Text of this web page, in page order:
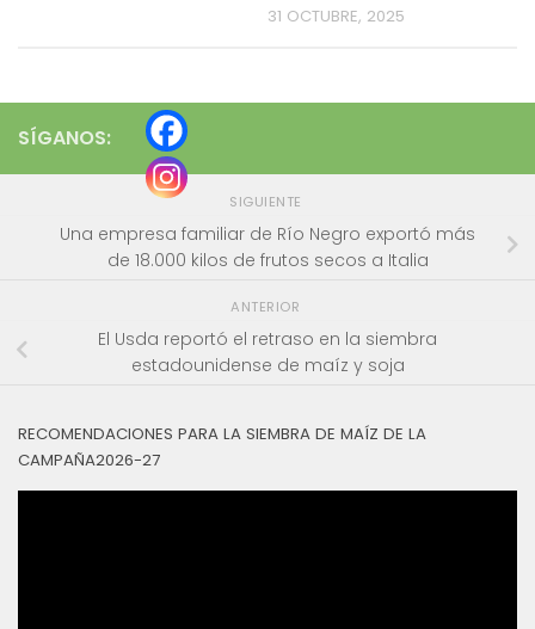
31 OCTUBRE, 2025
SÍGANOS:
SIGUIENTE
Una empresa familiar de Río Negro exportó más
de 18.000 kilos de frutos secos a Italia
ANTERIOR
El Usda reportó el retraso en la siembra
estadounidense de maíz y soja
RECOMENDACIONES PARA LA SIEMBRA DE MAÍZ DE LA
CAMPAÑA2026-27